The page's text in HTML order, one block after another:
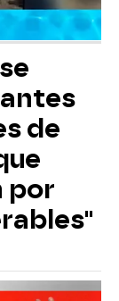
de
por